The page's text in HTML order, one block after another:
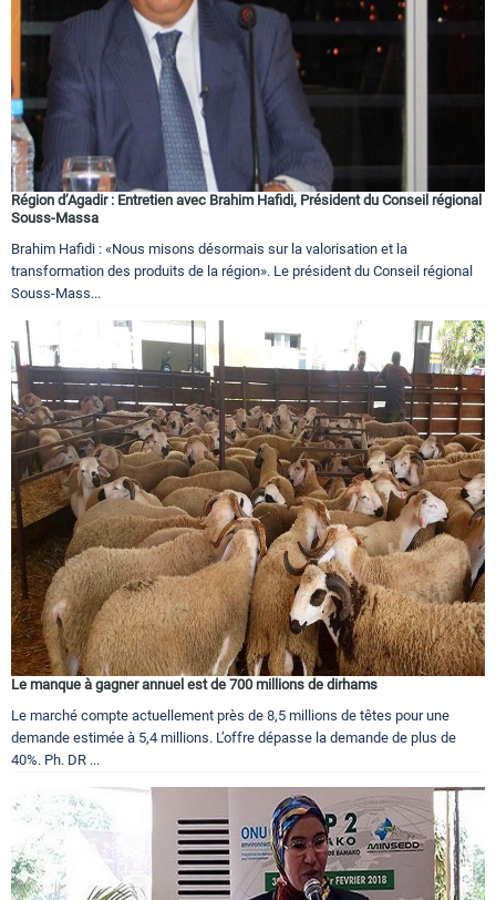
Région d’Agadir : Entretien avec Brahim Hafidi, Président du Conseil régional
Souss-Massa
Brahim Hafidi : «Nous misons désormais sur la valorisation et la
transformation des produits de la région». Le président du Conseil régional
Souss-Mass...
Le manque à gagner annuel est de 700 millions de dirhams
Le marché compte actuellement près de 8,5 millions de têtes pour une
demande estimée à 5,4 millions. L’offre dépasse la demande de plus de
40%. Ph. DR ...